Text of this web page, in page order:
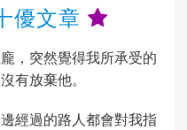
優文章
，突然覺得我所承受的
有放棄他。
經過的路人都會對我指